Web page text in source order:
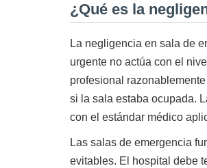
¿Qué es la
La negligencia en sala de
urgente no actúa con el
profesional
si la sala estaba ocupada.
con el estándar médico
Las salas de emergencia
evitables. El hospital debe